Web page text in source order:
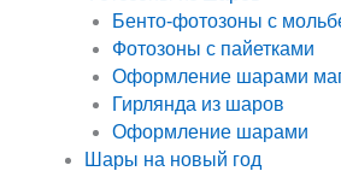
Бенто-фотозоны с
Фотозоны с пайетками
Оформление шарами
Гирлянда из шаров
Оформление шарами
Шары на новый год